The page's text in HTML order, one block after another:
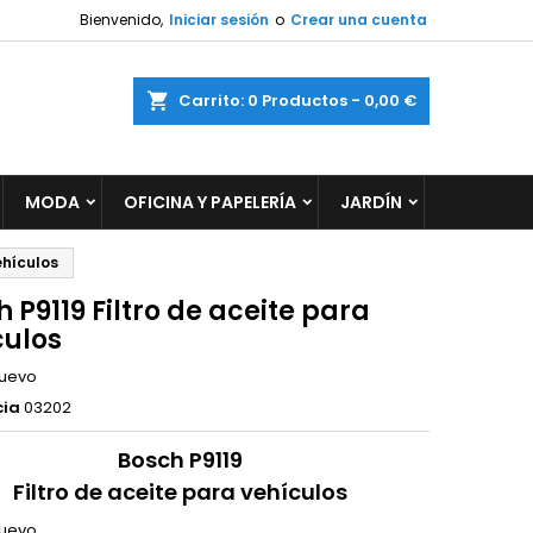
Bienvenido, Iniciar sesión o Crear una cuenta
Carrito 0 Productos - 0,00 €
MODA OFICINA Y PAPELERÍA JARDÍN
P9119 Filtro de aceite para
03202
Bosch P9119
Filtro de aceite para vehículos